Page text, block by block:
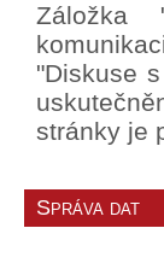
Záložka
"Diskuse
stránky je
Správa dat